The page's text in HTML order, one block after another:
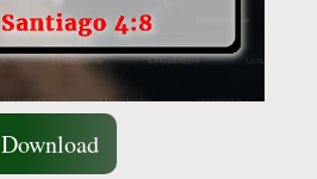
Download